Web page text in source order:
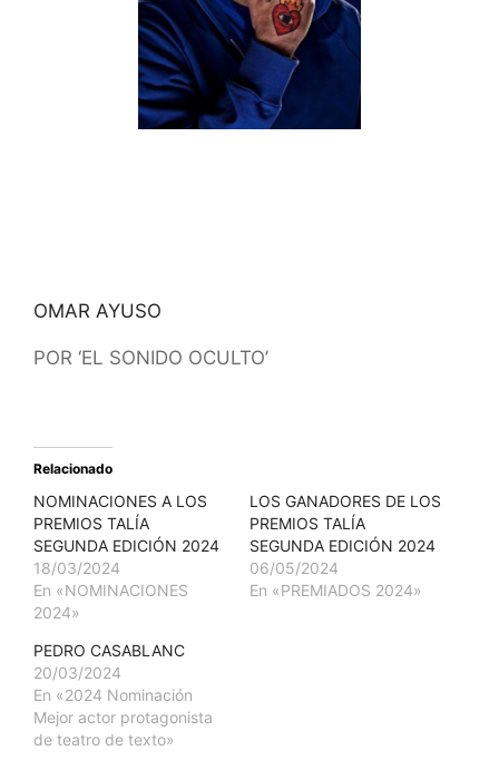
OMAR AYUSO
POR ‘EL SONIDO OCULTO’
Relacionado
NOMINACIONES A LOS
PREMIOS TALÍA
SEGUNDA EDICIÓN 2024
18/03/2024
En «NOMINACIONES
2024»
LOS GANADORES DE LOS
PREMIOS TALÍA
SEGUNDA EDICIÓN 2024
06/05/2024
En «PREMIADOS 2024»
PEDRO CASABLANC
20/03/2024
En «2024 Nominación
Mejor actor protagonista
de teatro de texto»